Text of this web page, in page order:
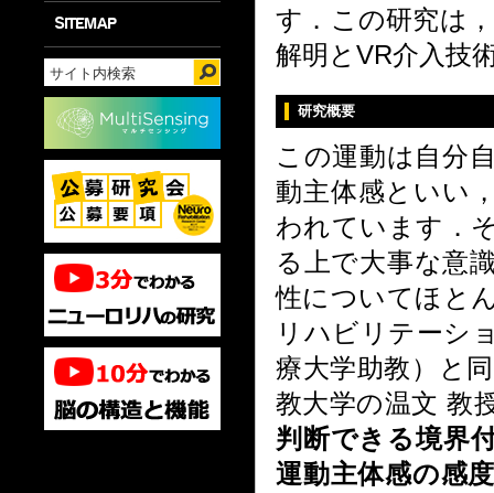
SITEMAP
す．この研究は
解明とVR介入技
研究概要
この運動は自分
動主体感といい
われています．
る上で大事な意
性についてほと
リハビリテーシ
療大学助教）と
教大学の温文 教
判断できる境界
運動主体感の感